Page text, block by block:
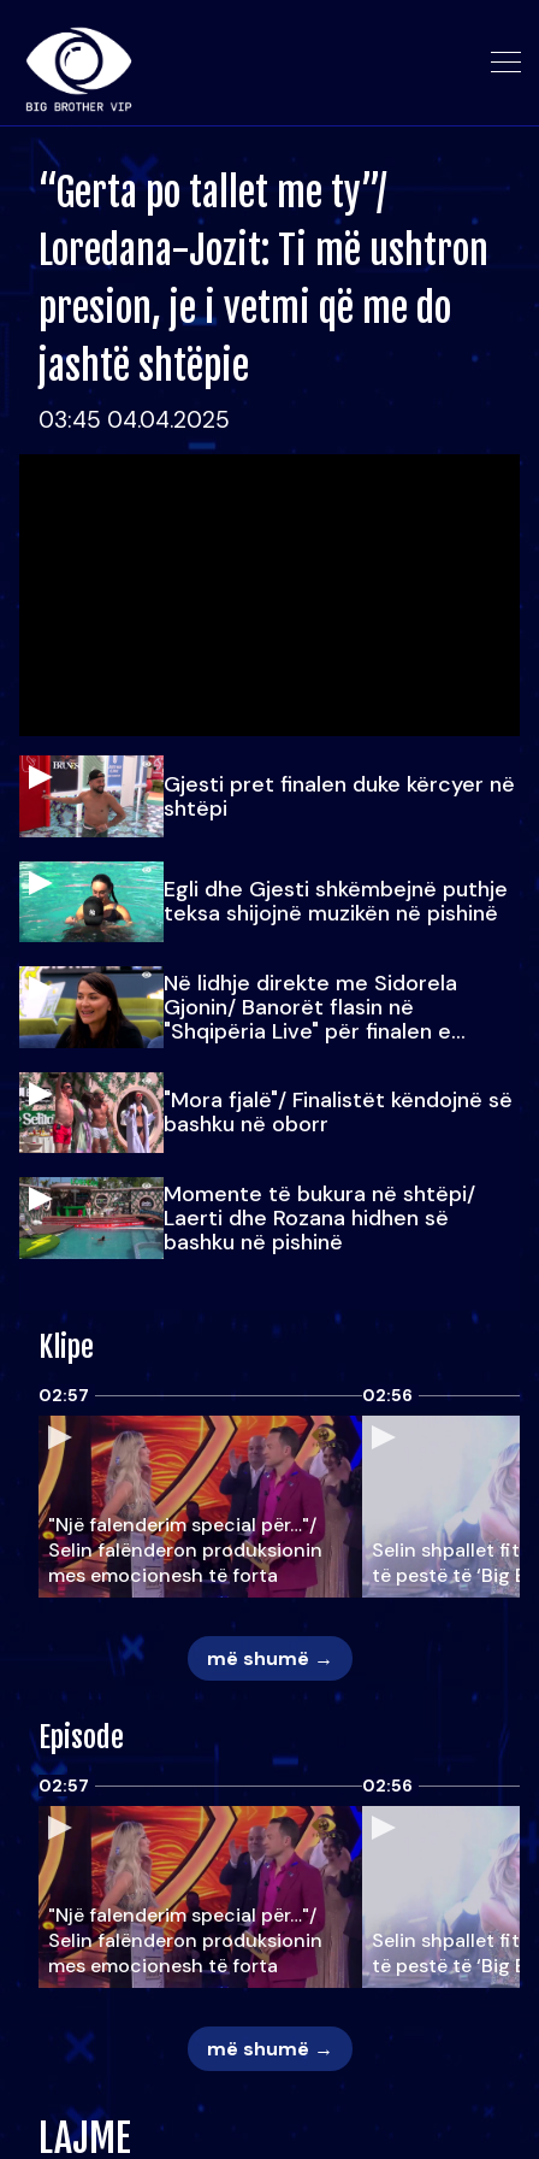
“Gerta po tallet me ty”/
Loredana-Jozit: Ti më ushtron
presion, je i vetmi që me do
jashtë shtëpie
03:45 04.04.2025
Gjesti pret finalen duke kërcyer në
shtëpi
Egli dhe Gjesti shkëmbejnë puthje
teksa shijojnë muzikën në pishinë
Në lidhje direkte me Sidorela
Gjonin/ Banorët flasin në
"Shqipëria Live" për finalen e
"Mora fjalë"/ Finalistët këndojnë së
bashku në oborr
Momente të bukura në shtëpi/
Laerti dhe Rozana hidhen së
bashku në pishinë
Klipe
02:57
"Një falenderim special për…"/
Selin falënderon produksionin
mes emocionesh të forta
02:56
Selin shpallet
të pestë të ‘Big
më shumë →
Episode
02:57
"Një falenderim special për…"/
Selin falënderon produksionin
mes emocionesh të forta
02:56
Selin shpallet
të pestë të ‘Big
më shumë →
LAJME